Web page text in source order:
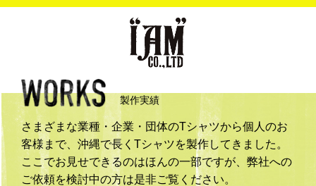
製作実績
さまざまな業種・企業・団体のTシャツから個人のお
客様まで、沖縄で長くTシャツを製作してきました。
ここでお見せできるのはほんの一部ですが、弊社への
ご依頼を検討中の方は是非ご覧ください。